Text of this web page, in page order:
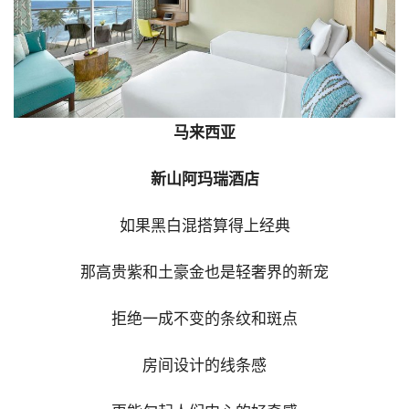
马来西亚
新山阿玛瑞酒店
如果黑白混搭算得上经典
那高贵紫和土豪金也是轻奢界的新宠
拒绝一成不变的条纹和斑点
房间设计的线条感